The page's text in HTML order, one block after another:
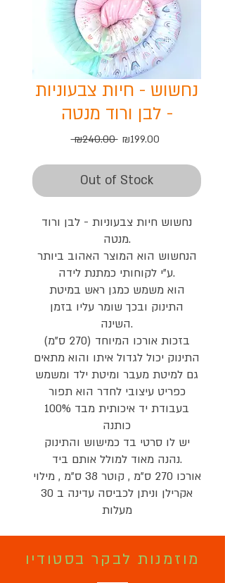
נחשוש - חיות צבעוניות
- לבן ורוד מנטה
₪240.00 Regular
₪199.00Sale
Out of Stock
נחשוש חיות צבעוניות - לבן ורוד
מנטה.
הנחשוש הוא המוצר האהוב ביותר
ע"י לקוחותי כמתנת לידה.
הוא משמש כמגן ראש במיטת
התינוק ובכך שומר עליו בזמן
השינה.
בזכות אורכו המיוחד (270 ס"מ)
התינוק יכול לגדול איתו והוא מתאים
גם למיטת מעבר ומיטת ילד ומשמש
כפריט עיצובי לחדר הוא תפור
בעבודת יד איכותית מבד 100%
כותנה
יש לו סרטי בד כמישוש והתינוק
נהנה מאוד למולל אותם ביד.
אורכו 270 ס"מ , קוטר 38 ס"מ , מילוי
אקרילן וניתן לכביסה עדינה ב 30
מעלות
מוזמנות לבקר בסטודיו